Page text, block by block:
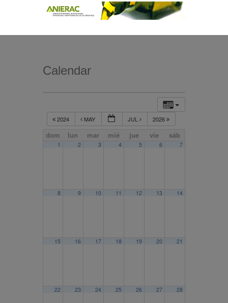
Calendar
2024 MAY JUL 2026
dom lun mar mié jue vie sáb
1 2 3 4 5 6 7
8 9 10 11 12 13 14
15 16 17 18 19 20 21
22 23 24 25 26 27 28